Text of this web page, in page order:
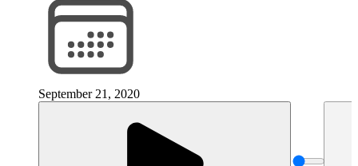
September 21, 2020